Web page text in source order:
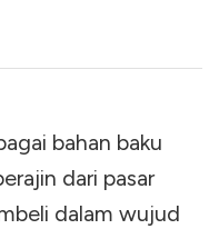
bahan baku
dari pasar
dalam wujud